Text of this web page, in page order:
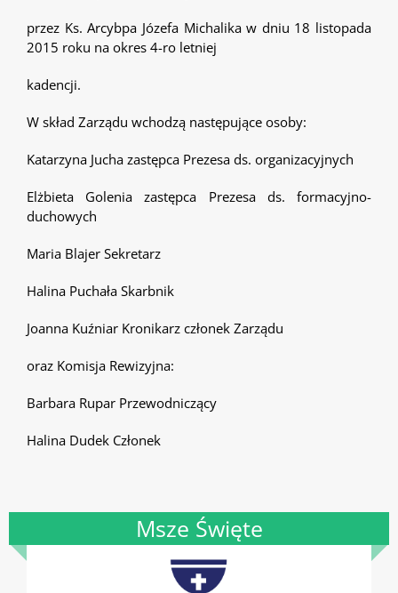
przez Ks. Arcybpa Józefa Michalika w dniu 18 listopada
2015 roku na okres 4-ro letniej
kadencji.
W skład Zarządu wchodzą następujące osoby:
Katarzyna Jucha zastępca Prezesa ds. organizacyjnych
Elżbieta Golenia zastępca Prezesa ds. formacyjno-
duchowych
Maria Blajer Sekretarz
Halina Puchała Skarbnik
Joanna Kuźniar Kronikarz członek Zarządu
oraz Komisja Rewizyjna:
Barbara Rupar Przewodniczący
Halina Dudek Członek
Msze Święte